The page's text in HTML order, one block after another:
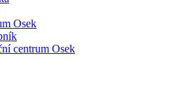
Osek
centrum Osek